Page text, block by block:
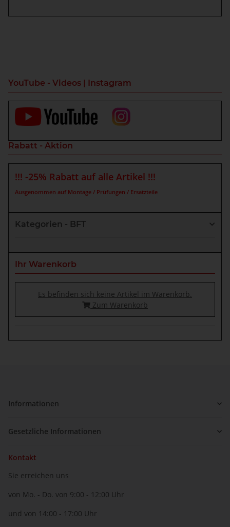
YouTube - Videos | Instagram
Rabatt - Aktion
!!! -25% Rabatt auf alle Artikel !!!
Ausgenommen auf Montage / Prüfungen / Ersatzteile
Kategorien - BFT
Ihr Warenkorb
Es befinden sich keine Artikel im Warenkorb.
Zum Warenkorb
Informationen
Gesetzliche Informationen
Kontakt
Sie erreichen uns
von Mo. - Do. von 9:00 - 12:00 Uhr
und von 14:00 - 17:00 Uhr